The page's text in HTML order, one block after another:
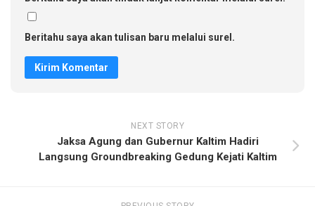
Beritahu saya akan tulisan baru melalui surel.
NEXT STORY
Jaksa Agung dan Gubernur Kaltim Hadiri
Langsung Groundbreaking Gedung Kejati Kaltim